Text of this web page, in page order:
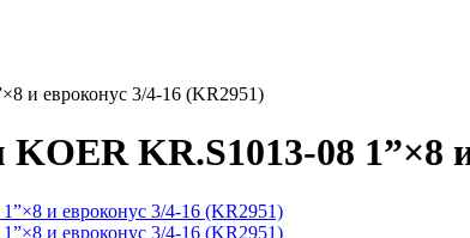
и евроконус 3/4-16 (KR2951)
KOER KR.S1013-08 1”×8